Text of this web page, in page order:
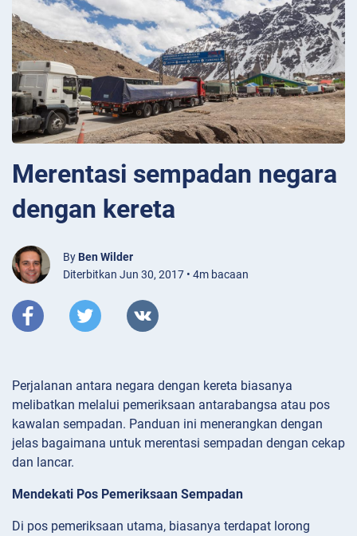
Merentasi sempadan negara
dengan kereta
By Ben Wilder
Diterbitkan Jun 30, 2017 • 4m bacaan
Perjalanan antara negara dengan kereta biasanya
melibatkan melalui pemeriksaan antarabangsa atau pos
kawalan sempadan. Panduan ini menerangkan dengan
jelas bagaimana untuk merentasi sempadan dengan cekap
dan lancar.
Mendekati Pos Pemeriksaan Sempadan
Di pos pemeriksaan utama, biasanya terdapat lorong